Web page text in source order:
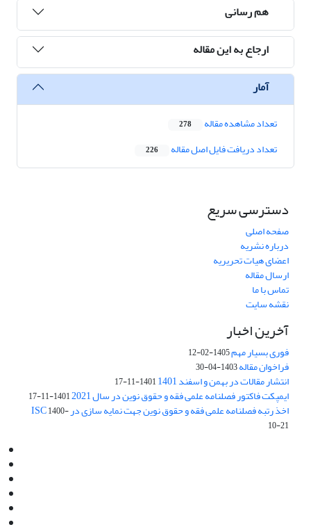
هم رسانی
ارجاع به این مقاله
آمار
تعداد مشاهده مقاله 278
تعداد دریافت فایل اصل مقاله 226
دسترسی سریع
صفحه اصلی
درباره نشریه
اعضای هیات تحریریه
ارسال مقاله
تماس با ما
نقشه سایت
آخرین اخبار
فوری بسیار مهم1405-02-12
فراخوان مقاله1403-04-30
انتشار مقالات در بهمن و اسفند 1401 1401-11-17
ایمپکت فاکتور فصلنامه علمی فقه و حقوق نوین در سال 2021 1401-11-17
اخذ رتبه فصلنامه علمی فقه و حقوق نوین جهت نمایه سازی در ISC1400-
10-21